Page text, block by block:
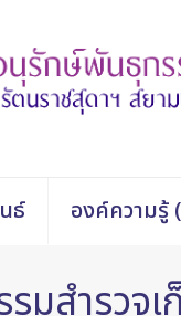
ธ์ องค์ความรู้
รมสำรวจ